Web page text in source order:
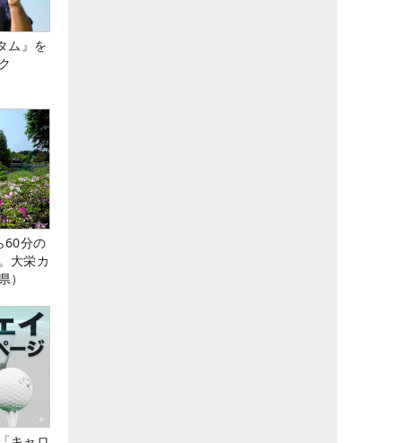
ム』を
60分の
大栄カ
）